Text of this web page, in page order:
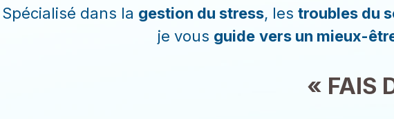
Spécialisé dans la gestion du stress, les troubles du
je vous guide vers un mieux-
« FAIS